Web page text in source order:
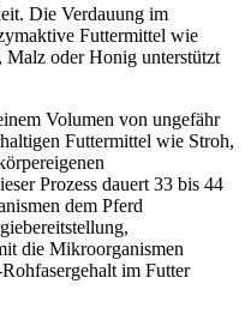
Die Verdauung im
Futtermittel wie
Malz oder Honig unterstützt
Volumen von ungefähr
Futtermittel wie Stroh,
Prozess dauert 33 bis 44
dem Pferd
die Mikroorganismen
im Futter